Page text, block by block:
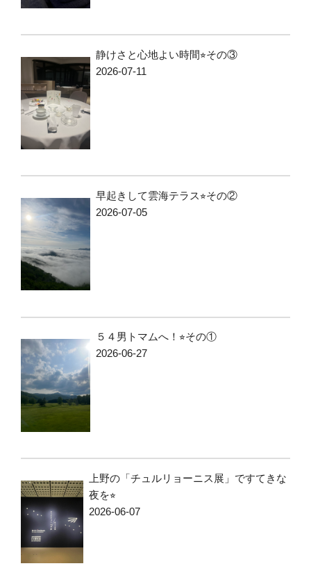
静けさと心地よい時間⭐︎その③
2026-07-11
早起きして雲海テラス⭐︎その②
2026-07-05
５４男トマムへ！⭐︎その①
2026-06-27
上野の「チュルリョーニス展」ですてきな
夜を⭐︎
2026-06-07